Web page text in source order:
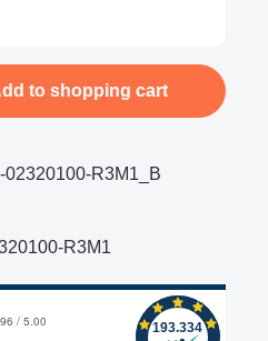
the desired
to shopping cart
02320100-R3M1_B
R3M1